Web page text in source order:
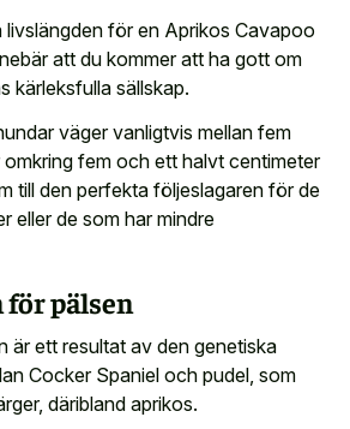
livslängden för en Aprikos Cavapoo
att du kommer att ha gott om
kärleksfulla sällskap.
väger vanligtvis mellan fem
fem och ett halvt centimeter
till den perfekta följeslagaren för de
eller de som har mindre
pälsen
är ett resultat av den genetiska
Cocker Spaniel och pudel, som
däribland aprikos.